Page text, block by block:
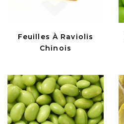
Feuilles À Raviolis
Chinois